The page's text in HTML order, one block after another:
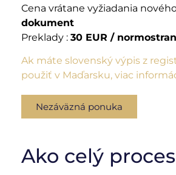
Cena vrátane vyžiadania
dokument
Preklady : 30 EUR /
Ak máte slovenský výpis z
použiť v Maďarsku, viac
Nezáväzná ponuka
Ako celý